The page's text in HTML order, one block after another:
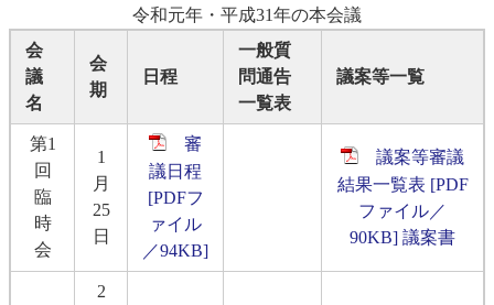
令和元年・平成31年の本会議
会
議
名
会
期
日程
一般質
問通告
一覧表
議案等一覧
第1
回
臨
時
会
1
月
25
日
審
議日程
[PDFフ
ァイル
／94KB]
議案等審議
結果一覧表 [PDF
ファイル／
90KB] 議案書
2